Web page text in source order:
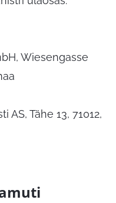
Wiesengasse
AS, Tähe 13, 71012,